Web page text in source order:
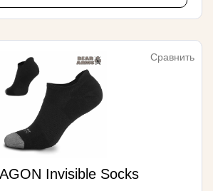
Сравнить
Invisible Socks